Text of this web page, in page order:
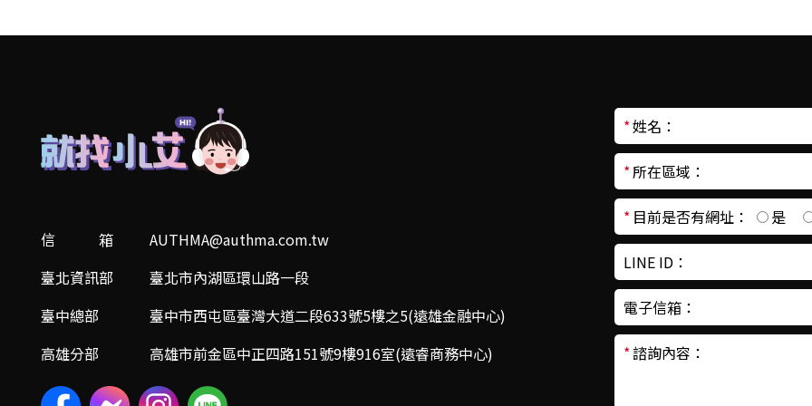
信 箱
AUTHMA@authma.com.tw
臺北資訊部
臺北市內湖區環山路一段
臺中總部
臺中市西屯區臺灣大道二段633號5樓之5(遠雄金融中心)
高雄分部
高雄市前金區中正四路151號9樓916室(遠睿商務中心)
*姓名：
*所在區域：
* 目前是否有網址： 是
LINE ID：
電子信箱：
*諮詢內容：